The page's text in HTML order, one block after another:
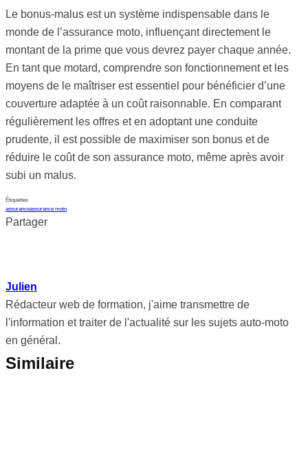
Le bonus-malus est un système indispensable dans le
monde de l’assurance moto, influençant directement le
montant de la prime que vous devrez payer chaque année.
En tant que motard, comprendre son fonctionnement et les
moyens de le maîtriser est essentiel pour bénéficier d’une
couverture adaptée à un coût raisonnable. En comparant
régulièrement les offres et en adoptant une conduite
prudente, il est possible de maximiser son bonus et de
réduire le coût de son assurance moto, même après avoir
subi un malus.
Étiquettes
assuranceassurance moto
Partager
Julien
Rédacteur web de formation, j'aime transmettre de
l'information et traiter de l'actualité sur les sujets auto-moto
en général.
Similaire